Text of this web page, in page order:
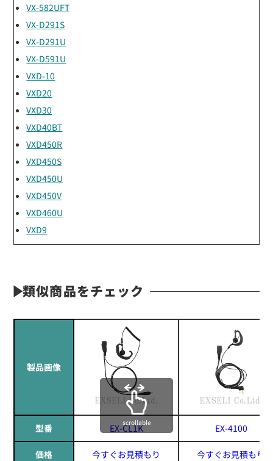
VX-582UFT
VX-D291S
VX-D291U
VX-D591U
VXD-10
VXD20
VXD30
VXD40BT
VXD450R
VXD450S
VXD450U
VXD450V
VXD460U
VXD9
類似商品をチェック
製品画像
型番 EX-CL1K EX-4100
価格 今すぐお見積もり 今すぐお見積もり
scrollable